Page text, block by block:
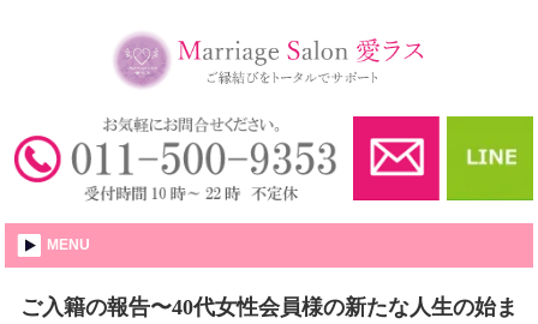
MENU
ご入籍の報告〜40代女性会員様の新たな人生の始ま